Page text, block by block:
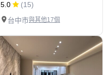
5.0
(15)
台中市與其他17個